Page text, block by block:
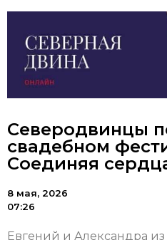
Северодвинцы
свадебном
Соединяя
8 мая, 2026
07:26
Евгений и Александра